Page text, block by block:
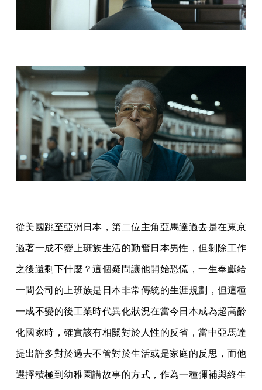
從美國跳至亞洲日本，第二位主角亞馬達過去是在東京
過著一成不變上班族生活的勤奮日本男性，但剝除工作
之後還剩下什麼？這個疑問讓他開始恐慌，一生奉獻給
一間公司的上班族是日本非常傳統的生涯規劃，但這種
一成不變的後工業時代異化狀況在當今日本成為超高齡
化國家時，確實該有相關對於人性的反省，當中亞馬達
提出許多對於過去不管對於生活或是家庭的反思，而他
選擇積極到幼稚園講故事的方式，作為一種彌補與終生